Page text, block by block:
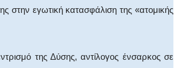
στην εγωτική κατασφάλιση της «ατομικής
της Δύσης, αντίλογος ένσαρκος σε